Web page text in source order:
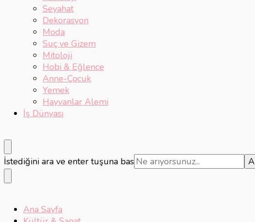
Seyahat
Dekorasyon
Moda
Suç ve Gizem
Mitoloji
Hobi & Eğlence
Anne-Çocuk
Yemek
Hayvanlar Alemi
İş Dünyası
Bir
şey
mi
İstediğini ara ve enter tuşuna bas
Ana Sayfa